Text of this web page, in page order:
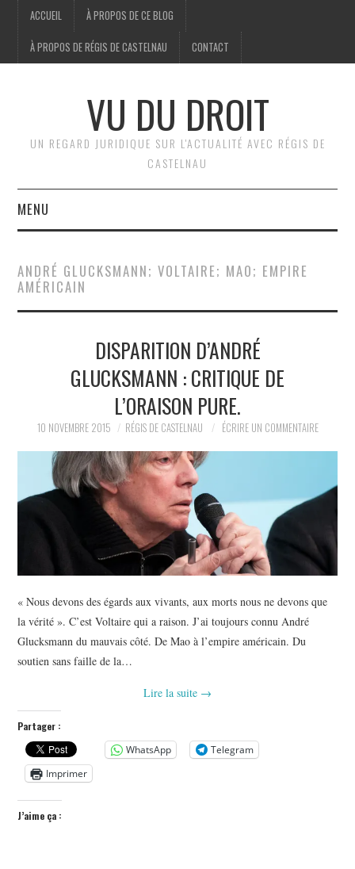
ACCUEIL À PROPOS DE CE BLOG
À PROPOS DE RÉGIS DE CASTELNAU CONTACT
VU DU DROIT
UN REGARD JURIDIQUE SUR L'ACTUALITÉ AVEC RÉGIS DE
CASTELNAU
MENU
BRÈVES
POLITIQUE
CULTURE
SPORT
ANDRÉ GLUCKSMANN; VOLTAIRE; MAO; EMPIRE
AMÉRICAIN
DISPARITION D’ANDRÉ
GLUCKSMANN : CRITIQUE DE
L’ORAISON PURE.
10 NOVEMBRE 2015 RÉGIS DE CASTELNAU ÉCRIRE UN COMMENTAIRE
« Nous devons des égards aux vivants, aux morts nous ne devons que
la vérité ». C’est Voltaire qui a raison. J’ai toujours connu André
Glucksmann du mauvais côté. De Mao à l’empire américain. Du
soutien sans faille de la…
Lire la suite →
Partager :
WhatsApp
Telegram
Imprimer
J’aime ça :